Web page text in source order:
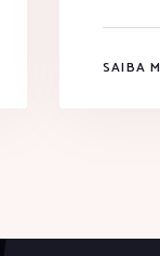
SAIBA